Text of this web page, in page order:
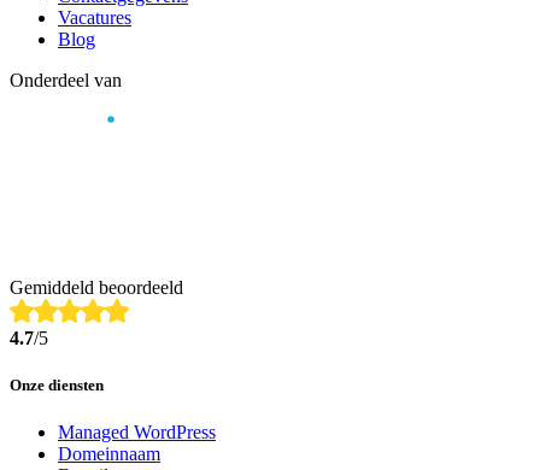
Vacatures
Blog
Onderdeel van
Gemiddeld beoordeeld
4.7/5
Onze diensten
Managed WordPress
Domeinnaam